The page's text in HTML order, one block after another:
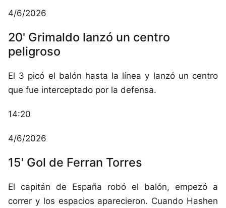
4/6/2026
20' Grimaldo lanzó un centro
peligroso
El 3 picó el balón hasta la línea y lanzó un centro
que fue interceptado por la defensa.
14:20
4/6/2026
15' Gol de Ferran Torres
El capitán de España robó el balón, empezó a
correr y los espacios aparecieron. Cuando Hashen